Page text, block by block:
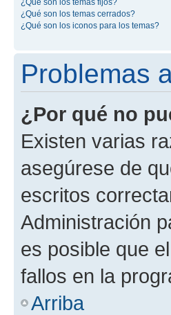
¿Qué son los temas fijos?
¿Qué son los temas cerrados?
¿Qué son los iconos para los temas?
Problemas
¿Por qué no
Existen varias
asegúrese de
escritos
Administración
es posible que
fallos en la
Arriba